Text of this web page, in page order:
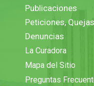
Publicaciones
Peticiones,
Denuncias
La Curadora
Mapa del Sitio
Preguntas